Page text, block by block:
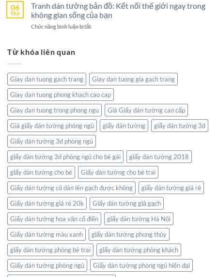
Không
Gian
Sống
Sức
Hút
Dán
Tường
Thanh
Hóa:
Thiên
Nhiên
06
Th3
Tranh dán tường bản đồ: Kết nối thế giới ngay trong
không gian sống của bạn
Chức năng bình luận bị tắtở
Kết
nối
giới
ngay
trong
không
gian
sống
của
bạn
Từ khóa liên quan
Giay dan tuong gach trang
Giay dan tuong gia gach trang
Giay dan tuong phong khach cao cap
Giay dan tuong trong phong ngu
Giá Giấy dán tường cao cấp
Giá giấy dán tường phòng ngủ
giấy dán tường
giấy dán tường 3d
Giấy dán tường 3d phòng ngủ
giấy dán tường 3d phòng ngủ cho bé gái
giấy dán tường 2018
giấy dán tường cho bé
Giấy dán tường cho bé trai
Giấy dán tường có dán lên gạch được không
giấy dán tường giá rẻ
Giấy dán tường giá rẻ 20k
Giấy dán tường giả gạch
Giấy dán tường hoa văn cổ điển
giấy dán tường Hà Nội
Giấy dán tường màu xanh
giấy dán tường phong thủy
giấy dán tường phòng bé trai
giấy dán tường phòng khách
Giấy dán tường phòng ngủ
Giấy dán tường phòng ngủ hiện đại